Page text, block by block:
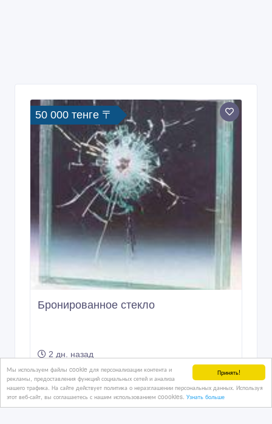
Принять!
Мы используем файлы cookie для персонализации контента и
рекламы, предоставления функций социальных сетей и анализа
нашего трафика. На сайте действует политика о неразглашении персональных данных. Используя
этот веб-сайт, вы соглашаетесь с нашим использованием coookies. Узнать больше
50 000 тенге 〒
Бронированное стекло
2 дн. назад
Прочее для ремонта и строительства
Казахстан, Астана